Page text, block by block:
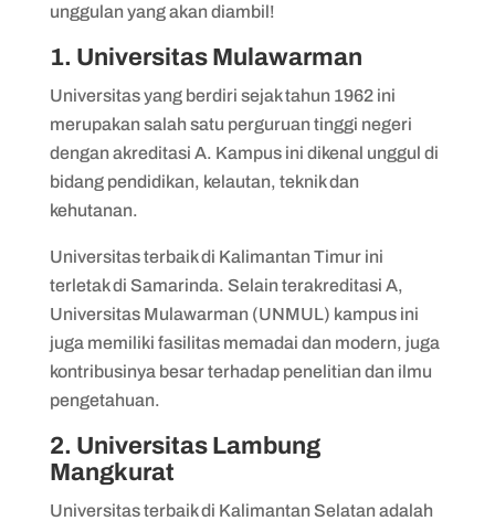
unggulan yang akan diambil!
1. Universitas Mulawarman
Universitas yang berdiri sejak tahun 1962 ini
merupakan salah satu perguruan tinggi negeri
dengan akreditasi A. Kampus ini dikenal unggul di
bidang pendidikan, kelautan, teknik dan
kehutanan.
Universitas terbaik di Kalimantan Timur ini
terletak di Samarinda. Selain terakreditasi A,
Universitas Mulawarman (UNMUL) kampus ini
juga memiliki fasilitas memadai dan modern, juga
kontribusinya besar terhadap penelitian dan ilmu
pengetahuan.
2. Universitas Lambung
Mangkurat
Universitas terbaik di Kalimantan Selatan adalah